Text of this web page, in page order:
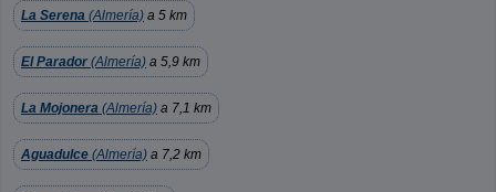
La Serena (Almería) a 5 km
El Parador (Almería) a 5,9 km
La Mojonera (Almería) a 7,1 km
Aguadulce (Almería) a 7,2 km